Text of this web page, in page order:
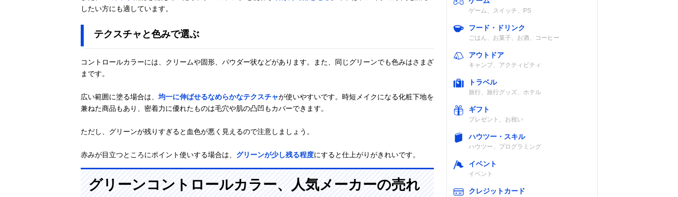
したい方にも適しています。
テクスチャと色みで選ぶ
コントロールカラーには、クリームや固形、パウダー状などがあります。また、同じグリーンでも色みはさまざ
まです。
広い範囲に塗る場合は、均一に伸ばせるなめらかなテクスチャが使いやすいです。時短メイクになる化粧下地を
兼ねた商品もあり、密着力に優れたものは毛穴や肌の凸凹もカバーできます。
ただし、グリーンが残りすぎると血色が悪く見えるので注意しましょう。
赤みが目立つところにポイント使いする場合は、 グリーンが少し残る程度にすると仕上がりがきれいです。
グリーンコントロールカラー、人気メーカーの売れ
ゲーム、スイッチ、PS
フード・ドリンク
ごはん、お菓子、お酒、コーヒー
アウトドア
キャンプ、アクティビティ
トラベル
旅行、旅行グッズ、ホテル
ギフト
プレゼント、お祝い
ハウツー・スキル
ハウツー、プログラミング
イベント
イベント
クレジットカード